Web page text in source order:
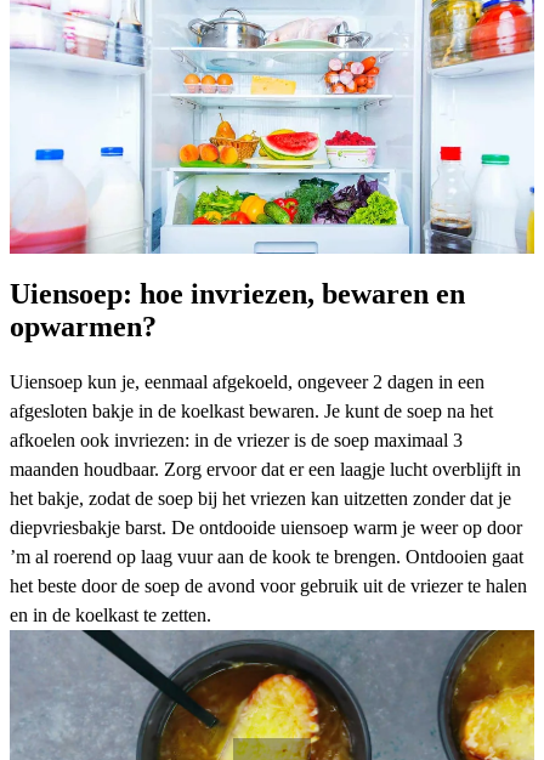
Uiensoep: hoe invriezen, bewaren en
opwarmen?
Uiensoep kun je, eenmaal afgekoeld, ongeveer 2 dagen in een
afgesloten bakje in de koelkast bewaren. Je kunt de soep na het
afkoelen ook invriezen: in de vriezer is de soep maximaal 3
maanden houdbaar. Zorg ervoor dat er een laagje lucht overblijft in
het bakje, zodat de soep bij het vriezen kan uitzetten zonder dat je
diepvriesbakje barst. De ontdooide uiensoep warm je weer op door
’m al roerend op laag vuur aan de kook te brengen. Ontdooien gaat
het beste door de soep de avond voor gebruik uit de vriezer te halen
en in de koelkast te zetten.